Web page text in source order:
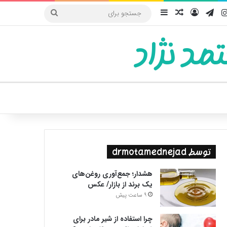
اینستاگرام
تلگرامورودنوشته تصادفی
سایدبار
جستجو
نژاد
پوسته
توسط drmotamednejad
هشدار؛ جمع‌آوری روغن‌های
یک برند از بازار/ عکس
9 ساعت پیش
چرا استفاده از شیر مادر برای